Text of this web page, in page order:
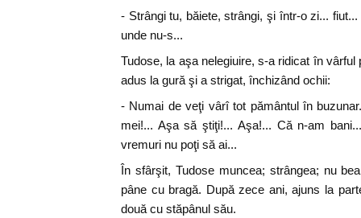
- Strângi tu, băiete, strângi, şi într-o zi...
unde nu-s...
Tudose, la aşa nelegiuire, s-a ridicat în
adus la gură şi a strigat, închizând ochii:
- Numai de veţi vârî tot pământul în
mei!... Aşa să ştiţi!... Aşa!... Că n-am
vremuri nu poţi să ai...
În sfârşit, Tudose muncea; strângea; nu
pâne cu bragă. După zece ani, ajuns la
două cu stăpânul său.